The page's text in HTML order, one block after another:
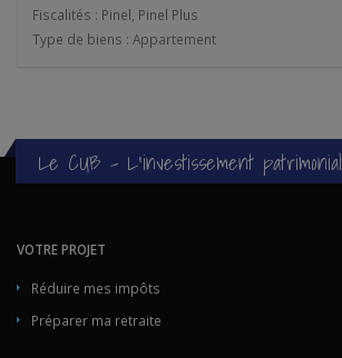
Fiscalités : Pinel, Pinel Plus
Type de biens : Appartement
Le CUB - L'investissement patrimonial
VOTRE PROJET
Réduire mes impôts
Préparer ma retraite